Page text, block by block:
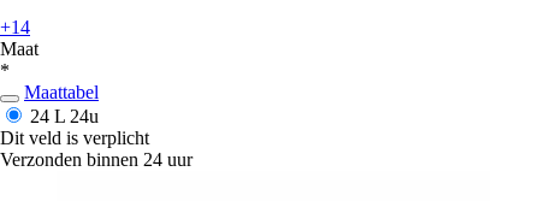
+14
Maat
*
Maattabel
24 L 24u
Dit veld is verplicht
Verzonden binnen 24 uur